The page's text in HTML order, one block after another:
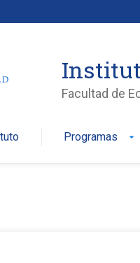
Facultad de
Programas arrow_drop_down